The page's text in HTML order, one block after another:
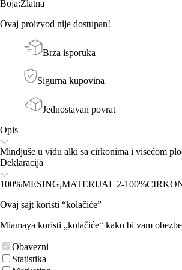
Boja:Zlatna
Ovaj proizvod nije dostupan!
Brza isporuka
Sigurna kupovina
Jednostavan povrat
Opis
Mindjuše u vidu alki sa cirkonima i visećom
Deklaracija
100%MESING,MATERIJAL 2-
Ovaj sajt koristi “kolačiće”
Miamaya koristi „kolačiće“ kako bi vam
Obavezni
Statistika